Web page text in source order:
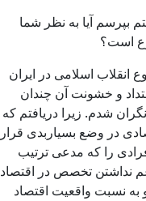
آیا به نظر شما
است؟
اسلامی در ایران
و خشونت آن چندان
شدم. زیرا دریافتم که
در وضع بسیاربدی قرار
را که مدعی ترتیب
نداشتن تخصص در اقتصاد
به نسبت واقعیت اقتصاد